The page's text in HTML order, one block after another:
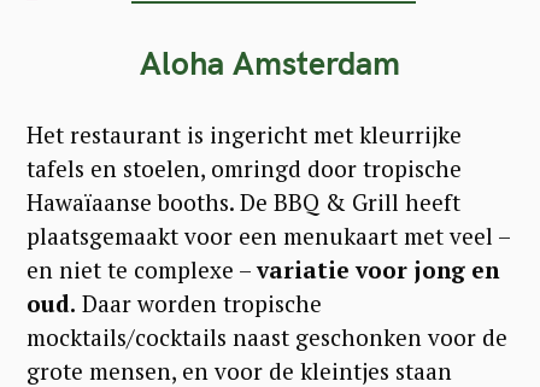
Aloha Amsterdam
Het restaurant is ingericht met kleurrijke
tafels en stoelen, omringd door tropische
Hawaïaanse booths. De BBQ & Grill heeft
plaatsgemaakt voor een menukaart met veel –
en niet te complexe –variatie voor jong en
oud. Daar worden tropische
mocktails/cocktails naast geschonken voor de
grote mensen, en voor de kleintjes staan